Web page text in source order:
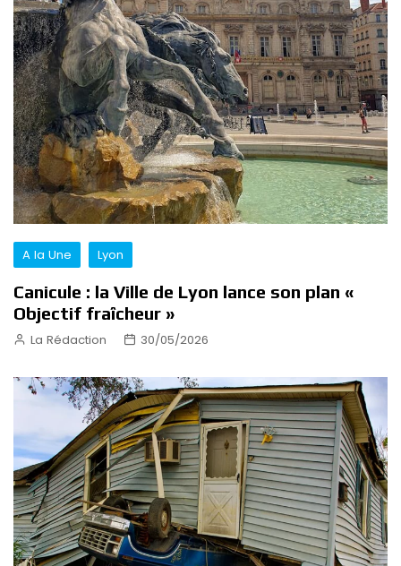
A la Une Lyon
Canicule : la Ville de Lyon lance son plan «
Objectif fraîcheur »
La Rédaction 30/05/2026